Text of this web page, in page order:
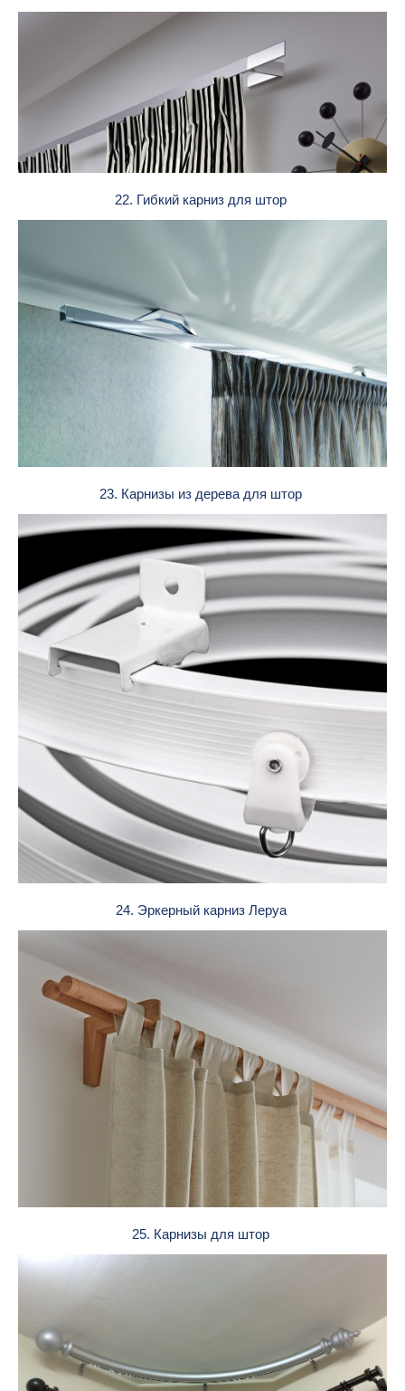
22. Гибкий карниз для штор
23. Карнизы из дерева для штор
24. Эркерный карниз Леруа
25. Карнизы для штор